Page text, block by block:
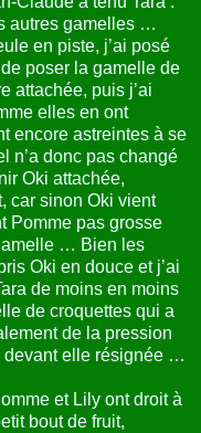
autres gamelles …
en piste, j’ai posé
poser la gamelle de
attachée, puis j’ai
elles en ont
encore astreintes à se
n’a donc pas changé
Oki attachée,
car sinon Oki vient
Pomme pas grosse
… Bien les
Oki en douce et j’ai
de moins en moins
de croquettes qui a
de la pression
devant elle résignée …
et Lily ont droit à
bout de fruit,